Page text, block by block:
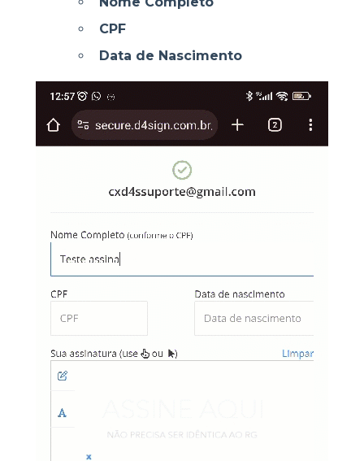
CPF
Data de Nascimento